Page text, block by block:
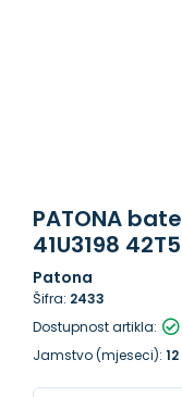
PATONA
41U3198
Patona
Šifra: 2433
Dostupnost artikla:
Jamstvo (mjeseci): 12